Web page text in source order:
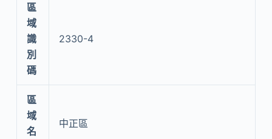
區
域
識
別
碼
2330-4
區
域
名
中正區